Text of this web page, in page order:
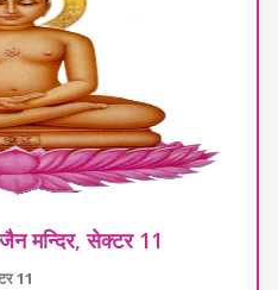
मन्दिर, सेक्टर 11
11